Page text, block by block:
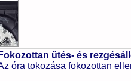
Fokozottan ütés- és
óra tokozása fokozottan